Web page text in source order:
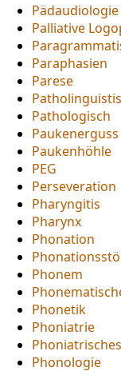
Pädaudiologie
Palliative
Paraphasien
Parese
Pathologisch
Paukenerguss
Paukenhöhle
PEG
Perseveration
Pharyngitis
Pharynx
Phonation
Phonem
Phonetik
Phoniatrie
Phonologie